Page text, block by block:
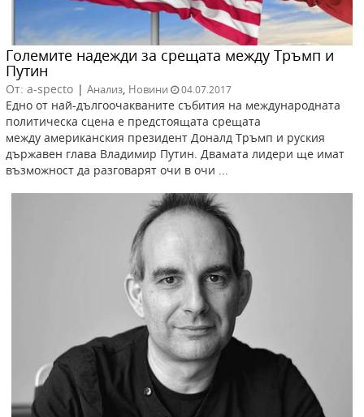
Големите надежди за срещата между Тръмп и
Путин
От: a-specto | Анализ, Новини 04.07.2017
Едно от най-дългоочакваните събития на международната
политическа сцена е предстоящата срещата
между американския президент Доналд Тръмп и руския
държавен глава Владимир Путин. Двамата лидери ще имат
възможност да разговарят очи в очи ...